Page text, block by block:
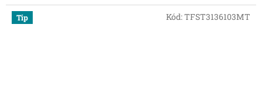
Tip Kód:TFST3136103MT